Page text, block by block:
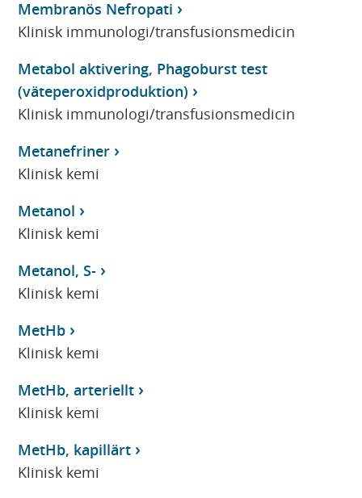
Membranös Nefropati
Klinisk immunologi/transfusionsmedicin
Metabol aktivering, Phagoburst test
(väteperoxidproduktion)
Klinisk immunologi/transfusionsmedicin
Metanefriner
Klinisk kemi
Metanol
Klinisk kemi
Metanol, S-
Klinisk kemi
MetHb
Klinisk kemi
MetHb, arteriellt
Klinisk kemi
MetHb, kapillärt
Klinisk kemi